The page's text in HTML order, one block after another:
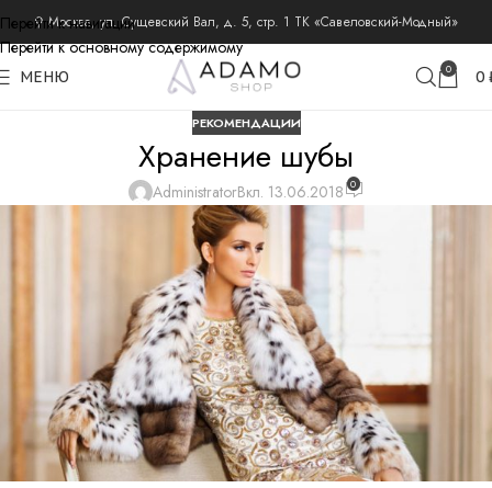
Перейти к навигации
Перейти к основному содержимому
⚲ Москва, ул. Сущевский Вал, д. 5, стр. 1 ТК «Савеловский-Модный»
МЕНЮ 0 0
РЕКОМЕНДАЦИИ
Хранение шубы
AdministratorВкл. 13.06.2018 0